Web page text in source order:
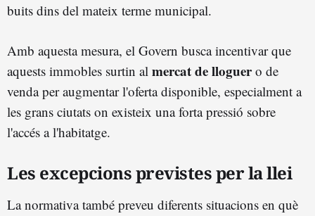
buits dins del mateix terme municipal.
Amb aquesta mesura, el Govern busca incentivar que
aquests immobles surtin al mercat de lloguero de
venda per augmentar l'oferta disponible, especialment a
les grans ciutats on existeix una forta pressió sobre
l'accés a l'habitatge.
Les excepcions previstes per la llei
La normativa també preveu diferents situacions en què